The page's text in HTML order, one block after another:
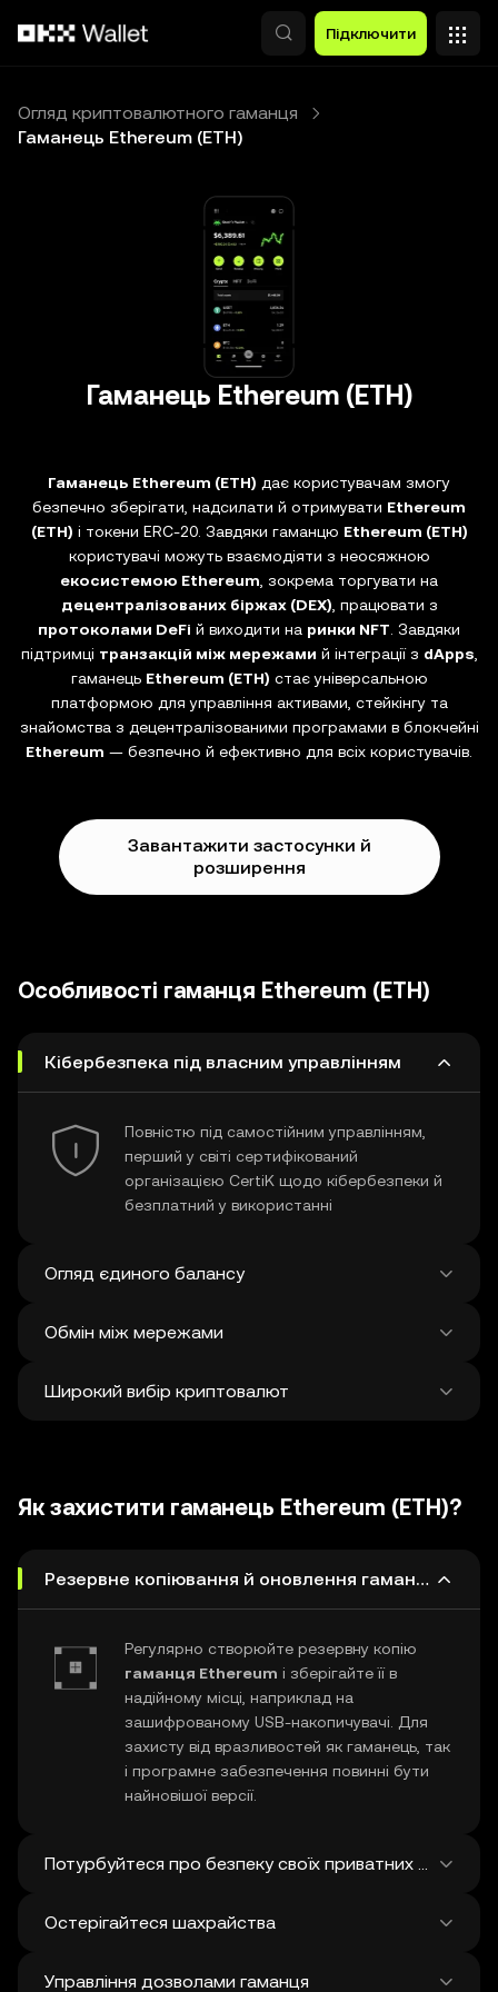
Підключити
Огляд криптовалютного гаманця
Гаманець Ethereum (ETH)
Гаманець Ethereum (ETH)
Гаманець Ethereum (ETH) дає користувачам змогу
безпечно зберігати, надсилати й отримувати Ethereum
(ETH) і токени ERC-20. Завдяки гаманцю Ethereum (ETH)
користувачі можуть взаємодіяти з неосяжною
екосистемою Ethereum , зокрема торгувати на
децентралізованих біржах (DEX) , працювати з
протоколами DeFi й виходити на ринки NFT . Завдяки
підтримці транзакцій між мережами й інтеграції з dApps
гаманець Ethereum (ETH) стає універсальною
платформою для управління активами, стейкінгу та
знайомства з децентралізованими програмами в блокчейні
Ethereum — безпечно й ефективно для всіх користувачів.
Завантажити застосунки й
розширення
Особливості гаманця Ethereum (ETH)
Кібербезпека під власним управлінням
Повністю під самостійним управлінням,
перший у світі сертифікований
організацією CertiK щодо кібербезпеки й
безплатний у використанні
Огляд єдиного балансу
Обмін між мережами
Здійснюйте обмін і бриджінг між чим
Широкий вибір криптовалют
Щотижня додається в середньому
Як захистити гаманець Ethereum (ETH)?
Резервне копіювання й оновлення гаманця
Регулярно створюйте резервну копію
гаманця Ethereum і зберігайте її в
надійному місці, наприклад на
зашифрованому USB-накопичувачі. Для
захисту від вразливостей як гаманець, так
і програмне забезпечення повинні бути
найновішої версії.
Потурбуйтеся про безпеку своїх приватних ключів і
Ніколи нікому не повідомляйте свій
відновлення. Не робіть скріншотів і не
Остерігайтеся шахрайства
Управління дозволами гаманця